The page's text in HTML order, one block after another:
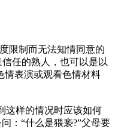
限制而无法知情同意的
任的熟人，也可以是以
情表演或观看色情材料
这样的情况时应该如何
：“什么是猥亵?”父母要